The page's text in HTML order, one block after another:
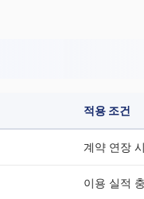
적용 조건
계약 연장 시
이용 실적